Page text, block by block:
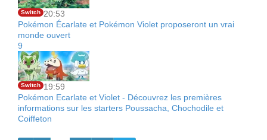
Switch 20:53
Pokémon Écarlate et Pokémon Violet proposeront un vrai
monde ouvert
9
Switch 19:59
Pokémon Ecarlate et Violet - Découvrez les premières
informations sur les starters Poussacha, Chochodile et
Coiffeton